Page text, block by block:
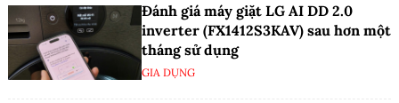
Đánh giá máy giặt LG AI DD 2.0
inverter (FX1412S3KAV) sau hơn một
tháng sử dụng
GIA DỤNG